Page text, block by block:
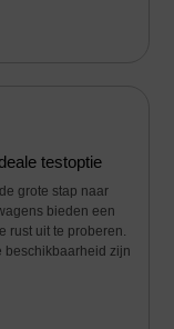
testoptie
grote stap naar
bieden een
rust uit te proberen.
beschikbaarheid zijn